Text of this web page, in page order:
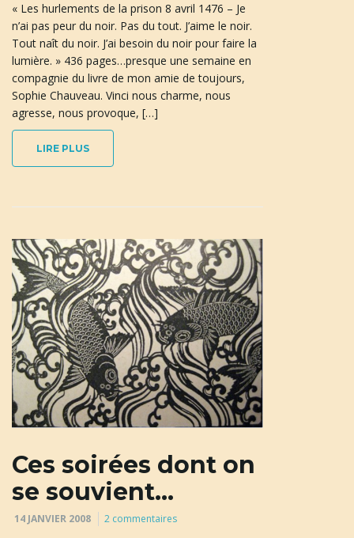
« Les hurlements de la prison 8 avril 1476 – Je
n’ai pas peur du noir. Pas du tout. J’aime le noir.
Tout naît du noir. J’ai besoin du noir pour faire la
lumière. » 436 pages…presque une semaine en
compagnie du livre de mon amie de toujours,
Sophie Chauveau. Vinci nous charme, nous
agresse, nous provoque, […]
LIRE PLUS
Ces soirées dont on
se souvient…
14 JANVIER 2008 2 commentaires